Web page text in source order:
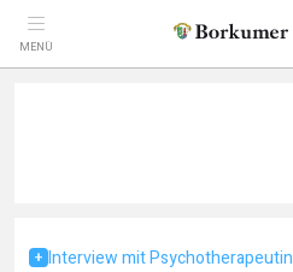
MENÜ
Interview mit Psychotherapeutin